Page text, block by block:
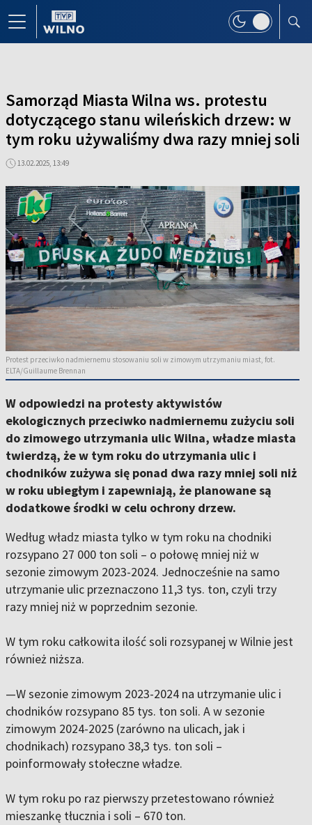
Samorząd Miasta Wilna ws. protestu
dotyczącego stanu wileńskich drzew: w
tym roku używaliśmy dwa razy mniej soli
13.02.2025, 13:49
Protest przeciwko nadmiernemu stosowaniu soli w zimowym utrzymaniu miast, fot.
ELTA/Guillaume Brennan
W odpowiedzi na protesty aktywistów
ekologicznych przeciwko nadmiernemu zużyciu soli
do zimowego utrzymania ulic Wilna, władze miasta
twierdzą, że w tym roku do utrzymania ulic i
chodników zużywa się ponad dwa razy mniej soli niż
w roku ubiegłym i zapewniają, że planowane są
dodatkowe środki w celu ochrony drzew.
Według władz miasta tylko w tym roku na chodniki
rozsypano 27 000 ton soli – o połowę mniej niż w
sezonie zimowym 2023-2024. Jednocześnie na samo
utrzymanie ulic przeznaczono 11,3 tys. ton, czyli trzy
razy mniej niż w poprzednim sezonie.
W tym roku całkowita ilość soli rozsypanej w Wilnie jest
również niższa.
—W sezonie zimowym 2023-2024 na utrzymanie ulic i
chodników rozsypano 85 tys. ton soli. A w sezonie
zimowym 2024-2025 (zarówno na ulicach, jak i
chodnikach) rozsypano 38,3 tys. ton soli –
poinformowały stołeczne władze.
W tym roku po raz pierwszy przetestowano również
mieszankę tłucznia i soli – 670 ton.